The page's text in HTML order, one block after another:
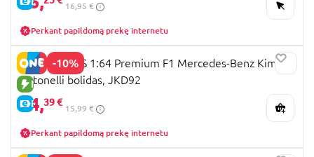
16,95 €
Perkant papildomą prekę internetu
-10%
NAUJA PREKĖ
E-KAINA
HOT WHEELS 1:64 Premium F1 Mercedes-Benz Kimi
Antonelli bolidas, JKD92
14,39 €
15,99 €
Perkant papildomą prekę internetu